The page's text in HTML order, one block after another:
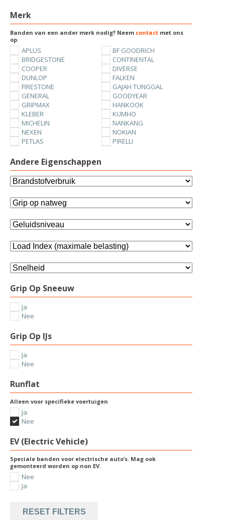
Merk
Banden van een ander merk nodig? Neem contact met ons
op.
APLUS
BF GOODRICH
BRIDGESTONE
CONTINENTAL
COOPER
DIVERSE
DUNLOP
FALKEN
FIRESTONE
GAJAH TUNGGAL
GENERAL
GOODYEAR
GRIPMAX
HANKOOK
KLEBER
KUMHO
MICHELIN
NANKANG
NEXEN
NOKIAN
PETLAS
PIRELLI
UNIROYAL
YOKOHAMA
Andere Eigenschappen
Grip Op Sneeuw
Ja
Nee
Grip Op IJs
Ja
Nee
Runflat
Alleen voor specifieke voertuigen
Ja
Nee
EV (Electric Vehicle)
Speciale banden voor electrische auto’s. Mag ook
gemonteerd worden op non EV.
Nee
Ja
RESET FILTERS